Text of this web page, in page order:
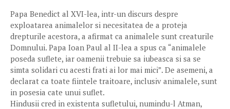
Papa Benedict al XVI-lea, intr-un discurs despre
exploatarea animalelor si necesitatea de a proteja
drepturile acestora, a afirmat ca animalele sunt creaturile
Domnului. Papa Ioan Paul al II-lea a spus ca “animalele
poseda suflete, iar oamenii trebuie sa iubeasca si sa se
simta solidari cu acesti frati ai lor mai mici”. De asemeni, a
declarat ca toate fiintele traitoare, inclusiv animalele, sunt
in posesia cate unui suflet.
Hindusii cred in existenta sufletului, numindu-l Atman,